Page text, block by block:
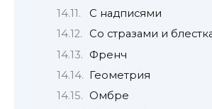
С надписями
Со стразами и
Френч
Геометрия
Омбре